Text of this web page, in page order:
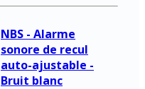
NBS - Alarme
sonore de recul
auto-ajustable -
Bruit blanc